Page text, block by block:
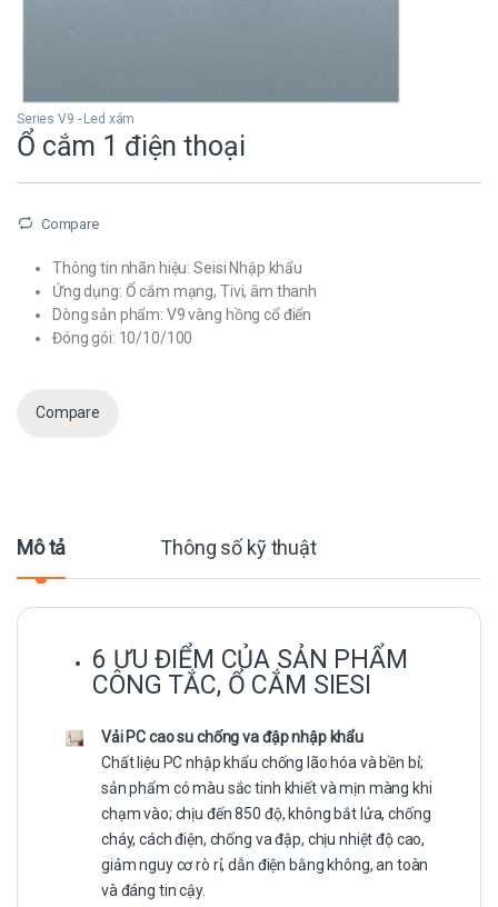
Series V9 - Led xám
Ổ cắm 1 điện thoại
Compare
Thông tin nhãn hiệu: Seisi Nhập khẩu
Ứng dụng: Ổ cắm mạng, Tivi, âm thanh
Dòng sản phẩm: V9 vàng hồng cổ điển
Đóng gói: 10/10/100
Compare
Mô tả Thông số kỹ thuật
6 ƯU ĐIỂM CỦA SẢN PHẨM
CÔNG TẮC, Ổ CẮM SIESI
Vải PC cao su chống va đập nhập khẩu
Chất liệu PC nhập khẩu chống lão hóa và bền bỉ;
sản phẩm có màu sắc tinh khiết và mịn màng khi
chạm vào; chịu đến 850 độ, không bắt lửa, chống
cháy, cách điện, chống va đập, chịu nhiệt độ cao,
giảm nguy cơ rò rỉ, dẫn điện bằng không, an toàn
và đáng tin cậy.